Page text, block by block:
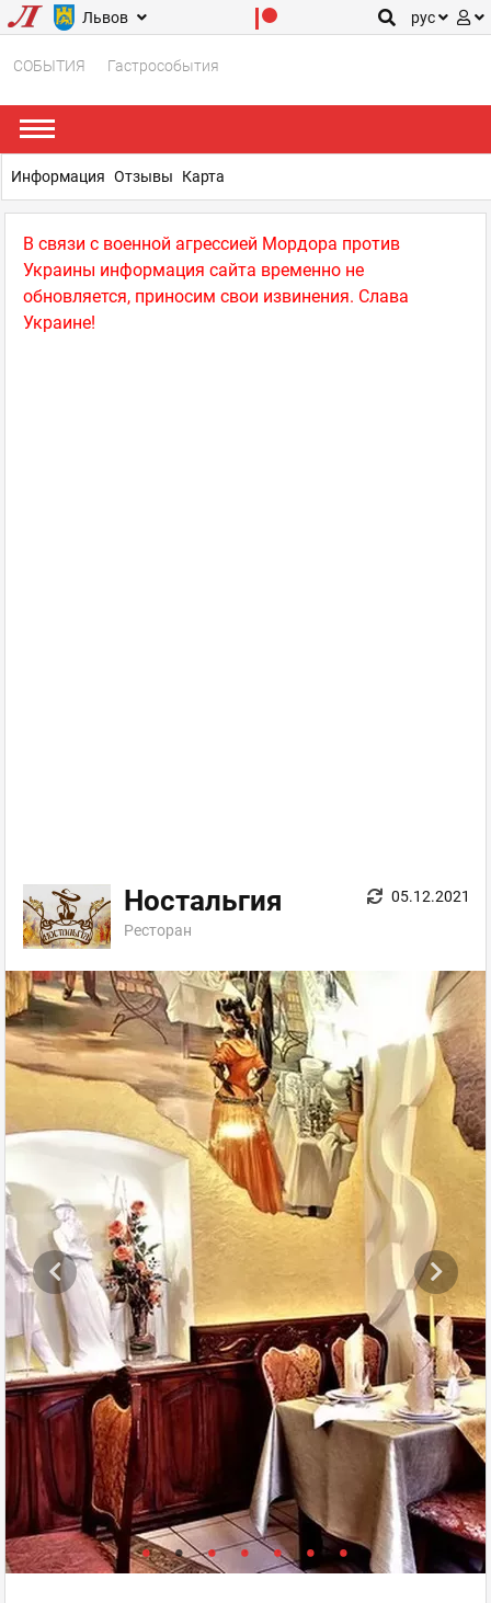
Львов рус
СОБЫТИЯ Гастрособытия
В связи с военной агрессией Мордора против
Украины информация сайта временно не
обновляется, приносим свои извинения. Слава
Украине!
Ностальгия
Ресторан
05.12.2021
Информация Отзывы Карта